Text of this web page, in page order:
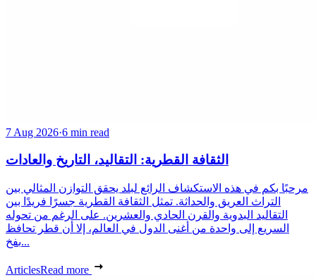
7 Aug 2026·6 min read
الثقافة القطرية: التقاليد، التاريخ والعادات
مرحبًا بكم في هذه الاستكشاف الرائع لبلد يحقق التوازن المثالي بين
التراث العريق والحداثة. تمثل الثقافة القطرية جسرًا فريدًا بين
التقاليد البدوية والقرن الحادي والعشرين. على الرغم من تحوله
السريع إلى واحدة من أغنى الدول في العالم، إلا أن قطر تحافظ
بفخ...
ArticlesRead more